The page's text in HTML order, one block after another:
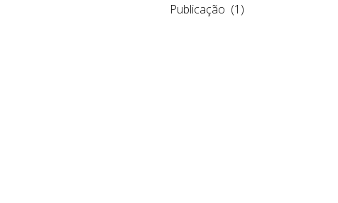
Publicação (1)